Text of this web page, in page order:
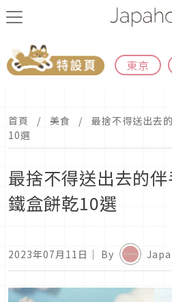
東京
首頁 美食
最捨不得送出去
10選
最捨不得送出去的
鐵盒餅乾10選
2023年07月11日 ｜ By